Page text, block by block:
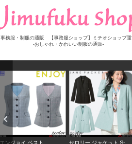
事務服・制服の通販 【事務服ショップ】ミチオショップ
-おしゃれ・かわいい制服の通販-
ous
セロリー ジャケット S-
セロリー ワイド